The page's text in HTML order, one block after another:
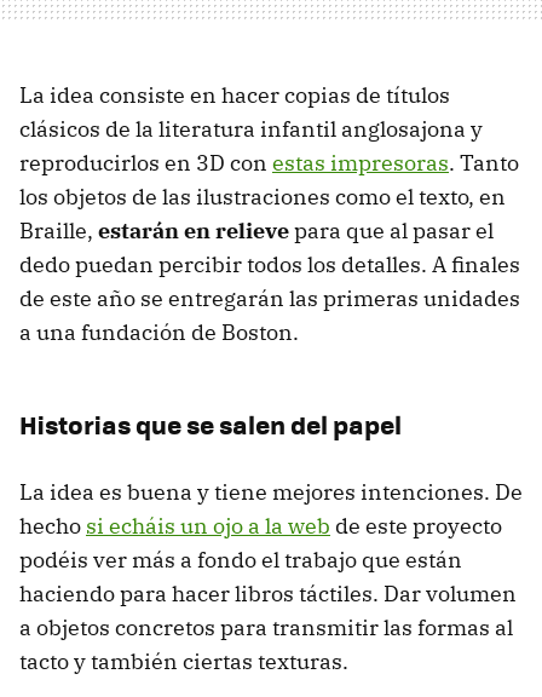
La idea consiste en hacer copias de títulos
clásicos de la literatura infantil anglosajona y
reproducirlos en 3D con estas impresoras. Tanto
los objetos de las ilustraciones como el texto, en
Braille, estarán en relievepara que al pasar el
dedo puedan percibir todos los detalles. A finales
de este año se entregarán las primeras unidades
a una fundación de Boston.
Historias que se salen del papel
La idea es buena y tiene mejores intenciones. De
hecho si echáis un ojo a la web de este proyecto
podéis ver más a fondo el trabajo que están
haciendo para hacer libros táctiles. Dar volumen
a objetos concretos para transmitir las formas al
tacto y también ciertas texturas.